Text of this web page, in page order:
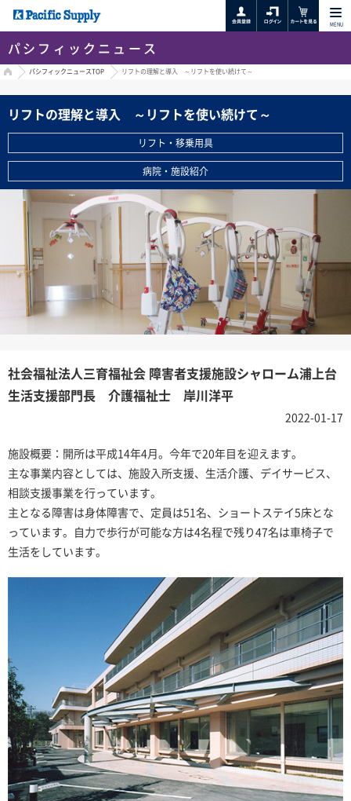
MENU
パシフィックニュース
HOMEパシフィックニュースTOP リフトの理解と導入 ～リフトを使い続けて～
リフトの理解と導入 ～リフトを使い続けて～
リフト・移乗用具
病院・施設紹介
社会福祉法人三育福祉会 障害者支援施設シャローム浦上台
生活支援部門長 介護福祉士 岸川洋平
2022-01-17
施設概要：開所は平成14年4月。今年で20年目を迎えます。
主な事業内容としては、施設入所支援、生活介護、デイサービス、
相談支援事業を行っています。
主となる障害は身体障害で、定員は51名、ショートステイ5床とな
っています。自力で歩行が可能な方は4名程で残り47名は車椅子で
生活をしています。